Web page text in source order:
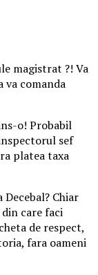
magistrat ?! Va
va comanda
o! Probabil
sef
platea taxa
Chiar
care faci
de respect,
fara oameni